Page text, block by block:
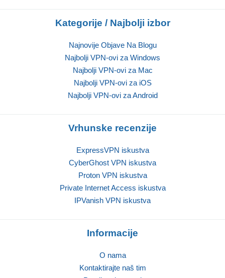
Kategorije / Najbolji izbor
Najnovije Objave Na Blogu
Najbolji VPN-ovi za Windows
Najbolji VPN-ovi za Mac
Najbolji VPN-ovi za iOS
Najbolji VPN-ovi za Android
Vrhunske recenzije
ExpressVPN iskustva
CyberGhost VPN iskustva
Proton VPN iskustva
Private Internet Access iskustva
IPVanish VPN iskustva
Informacije
O nama
Kontaktirajte naš tim